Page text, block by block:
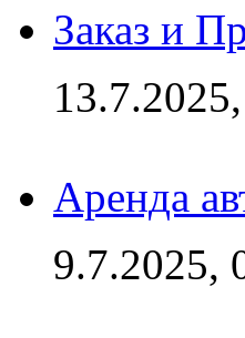
Заказ и
Аренда
9.7.2025,